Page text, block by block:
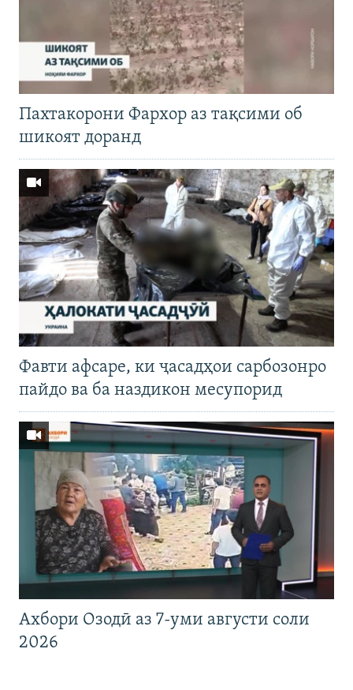
Пахтакорони Фархор аз тақсими об
шикоят доранд
Фавти афсаре, ки ҷасадҳои сарбозонро
пайдо ва ба наздикон месупорид
Ахбори Озодӣ аз 7-уми августи соли
2026